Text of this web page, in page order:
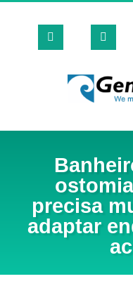
precisa
adaptar